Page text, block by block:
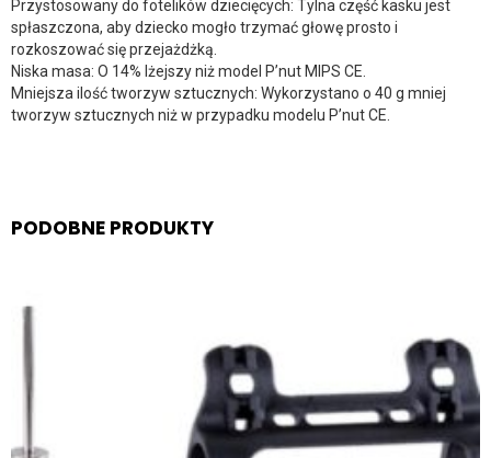
Przystosowany do fotelików dziecięcych: Tylna część kasku jest
spłaszczona, aby dziecko mogło trzymać głowę prosto i
rozkoszować się przejażdżką.
Niska masa: O 14% lżejszy niż model P’nut MIPS CE.
Mniejsza ilość tworzyw sztucznych: Wykorzystano o 40 g mniej
tworzyw sztucznych niż w przypadku modelu P’nut CE.
PODOBNE PRODUKTY